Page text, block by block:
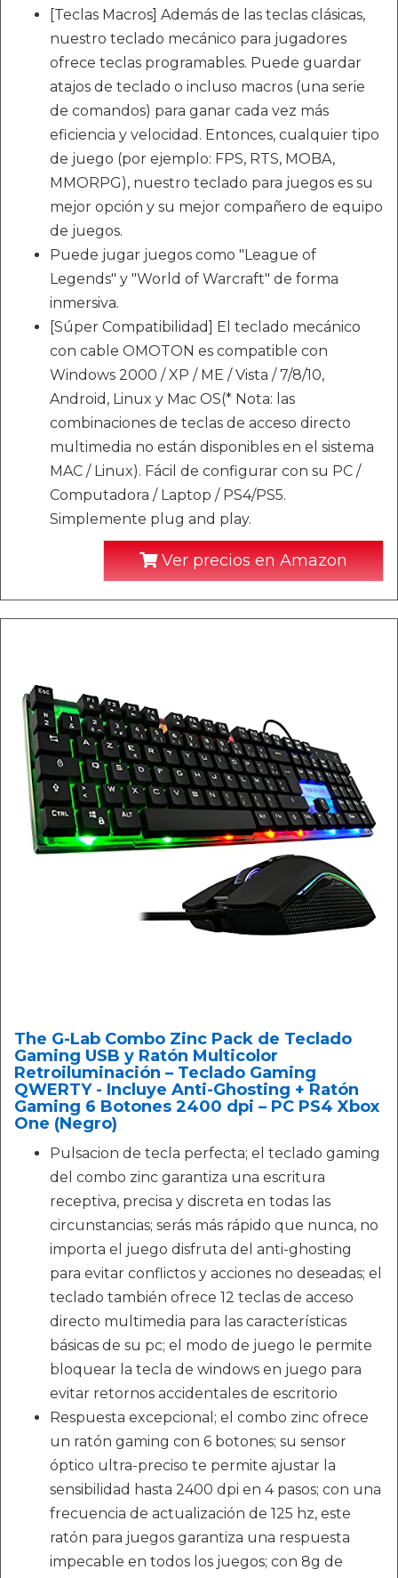
[Teclas Macros] Además de las teclas clásicas,
nuestro teclado mecánico para jugadores
ofrece teclas programables. Puede guardar
atajos de teclado o incluso macros (una serie
de comandos) para ganar cada vez más
eficiencia y velocidad. Entonces, cualquier tipo
de juego (por ejemplo: FPS, RTS, MOBA,
MMORPG), nuestro teclado para juegos es su
mejor opción y su mejor compañero de equipo
de juegos.
Puede jugar juegos como "League of
Legends" y "World of Warcraft" de forma
inmersiva.
[Súper Compatibilidad] El teclado mecánico
con cable OMOTON es compatible con
Windows 2000 / XP / ME / Vista / 7/8/10,
Android, Linux y Mac OS(* Nota: las
combinaciones de teclas de acceso directo
multimedia no están disponibles en el sistema
MAC / Linux). Fácil de configurar con su PC /
Computadora / Laptop / PS4/PS5.
Simplemente plug and play.
Ver precios en Amazon
The G-Lab Combo Zinc Pack de Teclado
Gaming USB y Ratón Multicolor
Retroiluminación – Teclado Gaming
QWERTY - Incluye Anti-Ghosting + Ratón
Gaming 6 Botones 2400 dpi – PC PS4 Xbox
One (Negro)
Pulsacion de tecla perfecta; el teclado gaming
del combo zinc garantiza una escritura
receptiva, precisa y discreta en todas las
circunstancias; serás más rápido que nunca, no
importa el juego disfruta del anti-ghosting
para evitar conflictos y acciones no deseadas; el
teclado también ofrece 12 teclas de acceso
directo multimedia para las características
básicas de su pc; el modo de juego le permite
bloquear la tecla de windows en juego para
evitar retornos accidentales de escritorio
Respuesta excepcional; el combo zinc ofrece
un ratón gaming con 6 botones; su sensor
óptico ultra-preciso te permite ajustar la
sensibilidad hasta 2400 dpi en 4 pasos; con una
frecuencia de actualización de 125 hz, este
ratón para juegos garantiza una respuesta
impecable en todos los juegos; con 8g de